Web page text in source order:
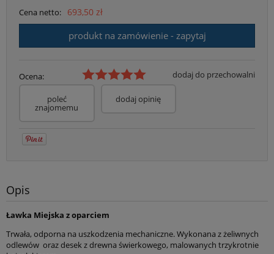
Cena netto: 693,50 zł
produkt na zamówienie - zapytaj
Ocena: dodaj do przechowalni
poleć
znajomemu
dodaj opinię
Opis
Ławka Miejska z oparciem
Trwała, odporna na uszkodzenia mechaniczne. Wykonana z żeliwnych
odlewów oraz desek z drewna świerkowego, malowanych trzykrotnie